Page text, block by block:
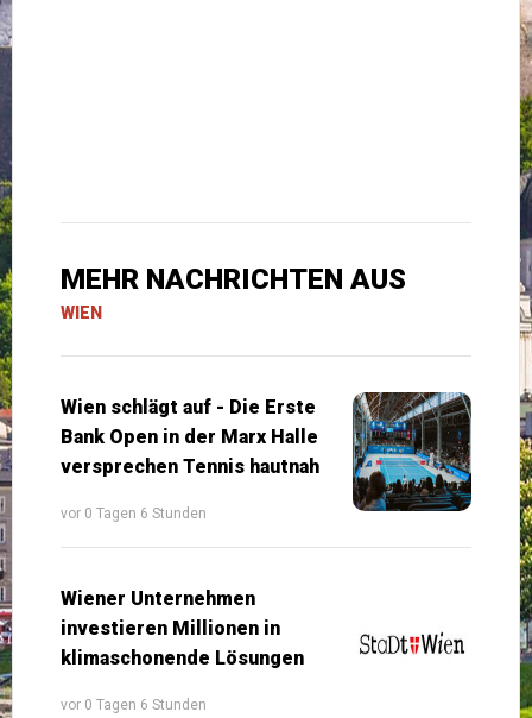
MEHR NACHRICHTEN AUS
WIEN
Wien schlägt auf - Die Erste
Bank Open in der Marx Halle
versprechen Tennis hautnah
vor 0 Tagen 6 Stunden
Wiener Unternehmen
investieren Millionen in
klimaschonende Lösungen
vor 0 Tagen 6 Stunden